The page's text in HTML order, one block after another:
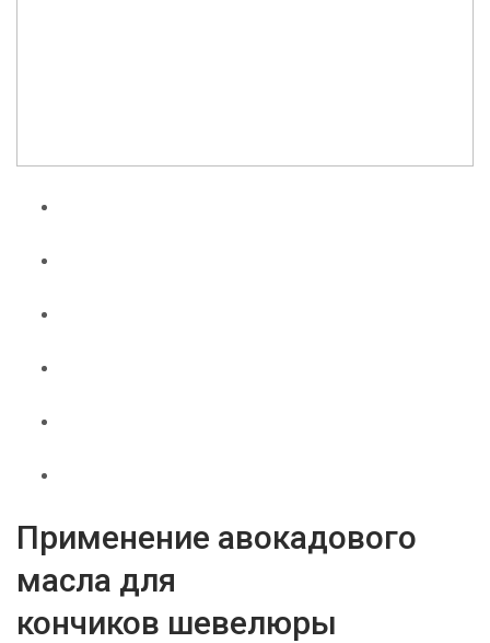
Применение авокадового
масла для
кончиков шевелюры